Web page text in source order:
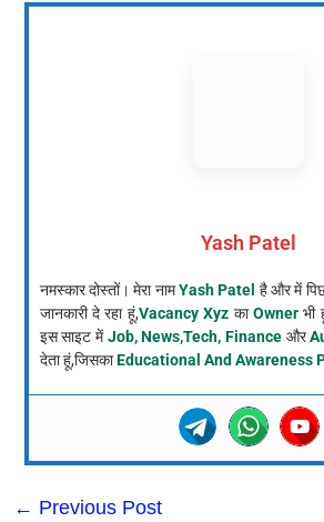
Yash Patel
नमस्कार दोस्तों। मेरा नामYash Patel है और में
जानकारी दे रहा हूं,Vacancy Xyz काOwnerभी
इस साइट मेंJob, News,Tech, Finance और
देता हूं,जिसकाEducational And Awareness
← Previous Post